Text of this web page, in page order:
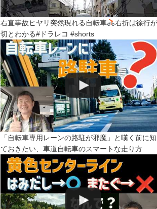
右直事故ヒヤリ突然現れる自転車
右折は徐行
切とわかる#ドラレコ #shorts
「自転車専用レーンの路駐が邪魔」と嘆く前に知
ておきたい、車道自転車のスマートな走り方